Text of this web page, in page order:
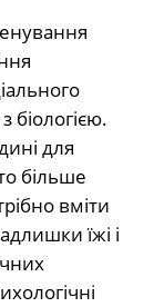
біологією.
для
більше
вміти
їжі і